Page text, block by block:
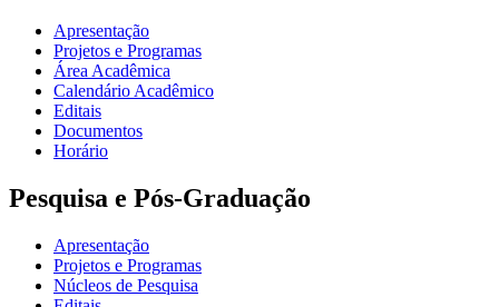
Apresentação
Projetos e Programas
Área Acadêmica
Calendário Acadêmico
Editais
Documentos
Horário
Pesquisa e Pós-Graduação
Apresentação
Projetos e Programas
Núcleos de Pesquisa